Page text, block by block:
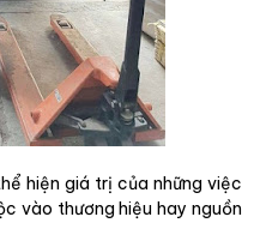
hiện giá trị của những việc
vào thương hiệu hay nguồn